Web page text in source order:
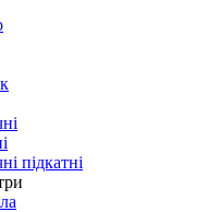
підкатні